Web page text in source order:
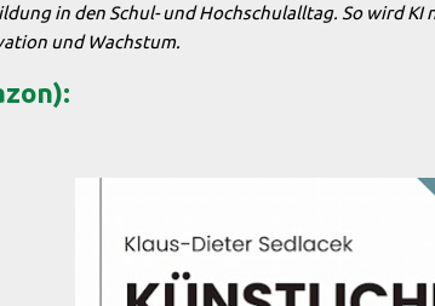
in den Schul- und Hochschulalltag. So wird
und Wachstum.